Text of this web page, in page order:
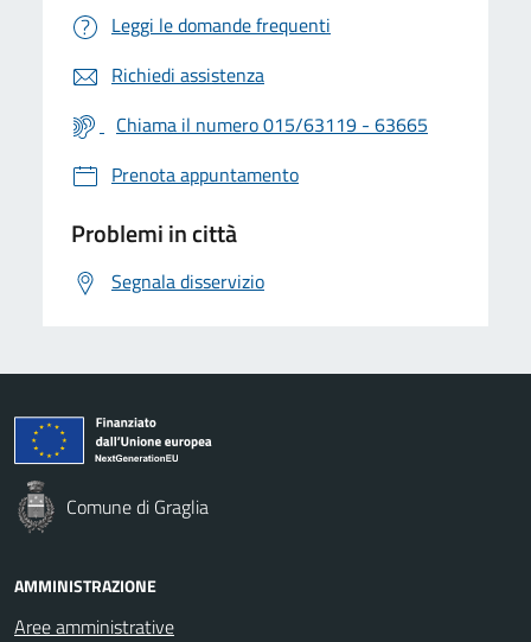
Leggi le domande frequenti
Richiedi assistenza
Chiama il numero 015/63119 - 63665
Prenota appuntamento
Problemi in città
Segnala disservizio
Comune di Graglia
AMMINISTRAZIONE
Aree amministrative